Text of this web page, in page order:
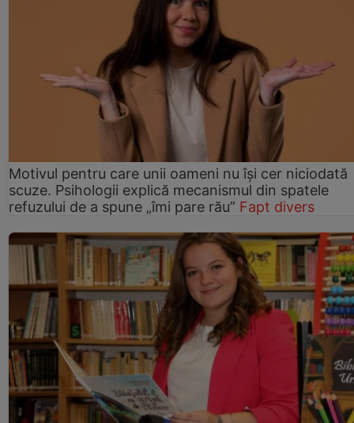
Motivul pentru care unii oameni nu își cer niciodată
scuze. Psihologii explică mecanismul din spatele
refuzului de a spune „îmi pare rău” Fapt divers